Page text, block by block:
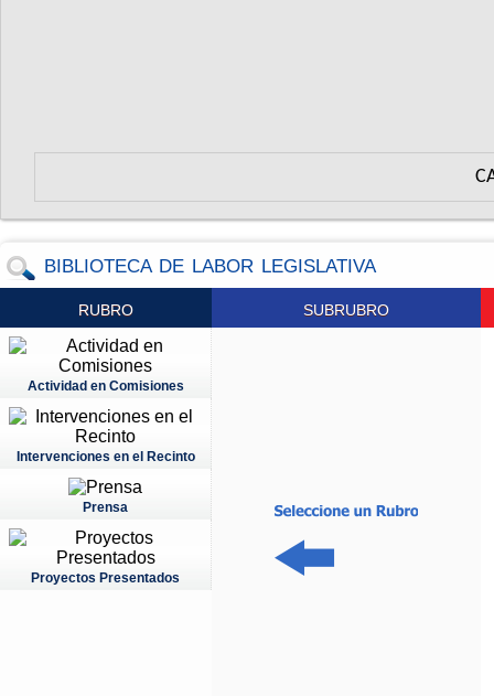
BIBLIOTECA DE LABOR LEGISLATIVA
RUBRO
Actividad en Comisiones
Intervenciones en el Recinto
Prensa
Proyectos Presentados
SUBRUBRO